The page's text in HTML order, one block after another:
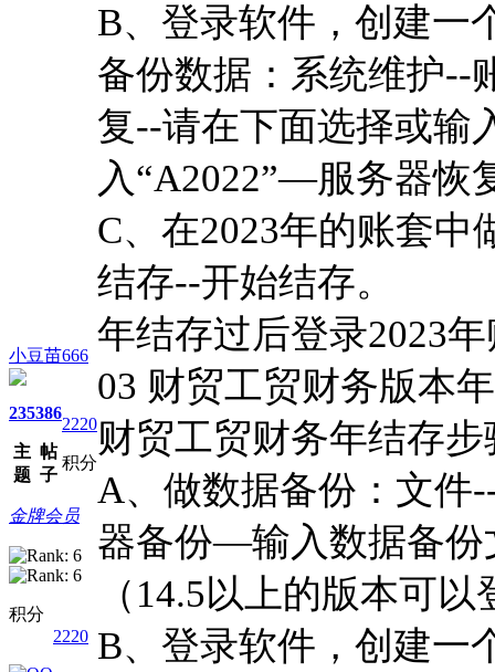
小豆苗666
235
主
题
386
帖
子
2220
积分
金牌会员
积分
2220
B、登录软件，创建一
备份数据：系统维护--
复--请在下面选择或输
入“A2022”—服务器恢
C、在2023年的账套
结存--开始结存。
年结存过后登录2023
03 财贸工贸财务版本
财贸工贸财务年结存
A、做数据备份：文
器备份—输入数据备份
（14.5以上的版本可
B、登录软件，创建一